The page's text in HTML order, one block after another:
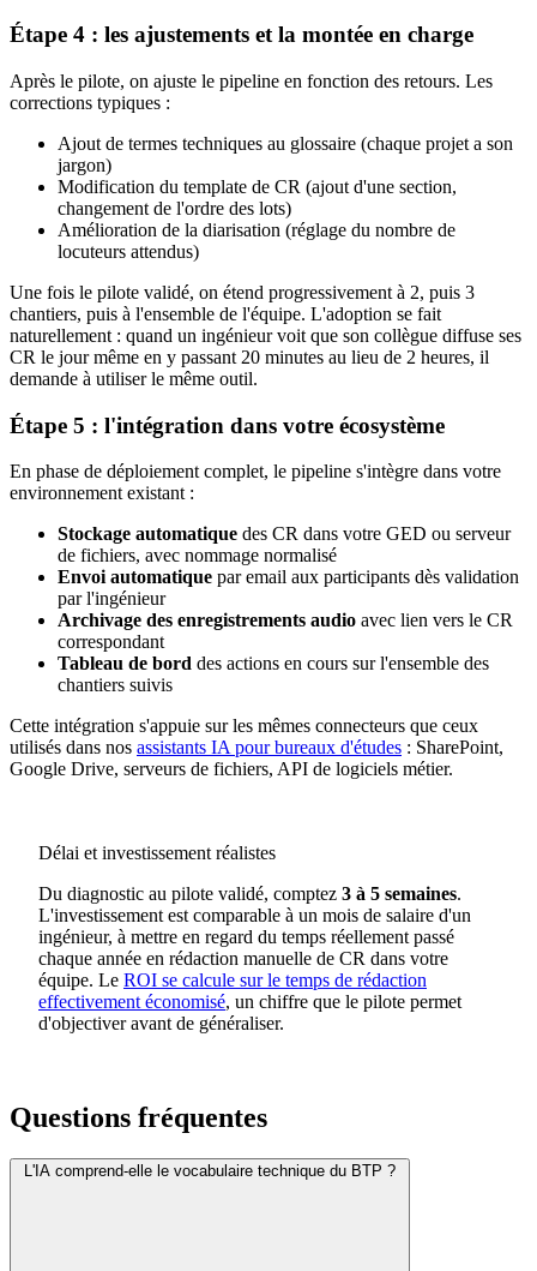
Étape 4 : les ajustements et la montée en charge
Après le pilote, on ajuste le pipeline en fonction des retours. Les
corrections typiques :
Ajout de termes techniques au glossaire (chaque projet a son
jargon)
Modification du template de CR (ajout d'une section,
changement de l'ordre des lots)
Amélioration de la diarisation (réglage du nombre de
locuteurs attendus)
Une fois le pilote validé, on étend progressivement à 2, puis 3
chantiers, puis à l'ensemble de l'équipe. L'adoption se fait
naturellement : quand un ingénieur voit que son collègue diffuse ses
CR le jour même en y passant 20 minutes au lieu de 2 heures, il
demande à utiliser le même outil.
Étape 5 : l'intégration dans votre écosystème
En phase de déploiement complet, le pipeline s'intègre dans votre
environnement existant :
Stockage automatique des CR dans votre GED ou serveur
de fichiers, avec nommage normalisé
Envoi automatique par email aux participants dès validation
par l'ingénieur
Archivage des enregistrements audio avec lien vers le CR
correspondant
Tableau de bord des actions en cours sur l'ensemble des
chantiers suivis
Cette intégration s'appuie sur les mêmes connecteurs que ceux
utilisés dans nos assistants IA pour bureaux d'études : SharePoint,
Google Drive, serveurs de fichiers, API de logiciels métier.
Délai et investissement réalistes
Du diagnostic au pilote validé, comptez 3 à 5 semaines.
L'investissement est comparable à un mois de salaire d'un
ingénieur, à mettre en regard du temps réellement passé
chaque année en rédaction manuelle de CR dans votre
équipe. Le ROI se calcule sur le temps de rédaction
effectivement économisé, un chiffre que le pilote permet
d'objectiver avant de généraliser.
Questions fréquentes
L'IA comprend-elle le vocabulaire technique du BTP ?